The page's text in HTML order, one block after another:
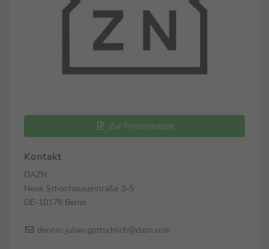
Zur Pressemappe
Kontakt
DAZN
Neue Schönhauserstraße 3-5
DE-10178 Berlin
dennis-julian.gottschlich@dazn.com